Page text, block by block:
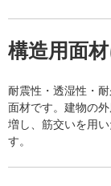
構造用面
耐震性・透湿性・
面材です。建物の
増し、筋交いを用
す。